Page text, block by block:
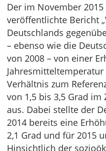
Der im November
veröffentlichte Bericht
Deutschlands
– ebenso wie die
von 2008 – von einer
Verhältnis zum
von 1,5 bis 3,5 Grad im
aus. Dabei stellte der
2014 bereits eine
2,1 Grad und für 2015
Hinsichtlich der